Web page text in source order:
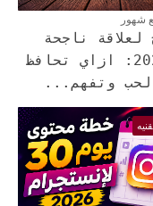
شهور
لعلاقة ناجحة
في 2026: ازاي تحافظ
وتفهم...